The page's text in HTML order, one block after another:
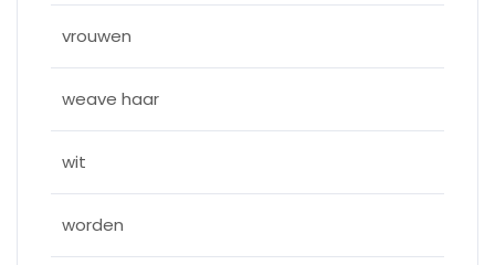
vrouwen
weave haar
wit
worden